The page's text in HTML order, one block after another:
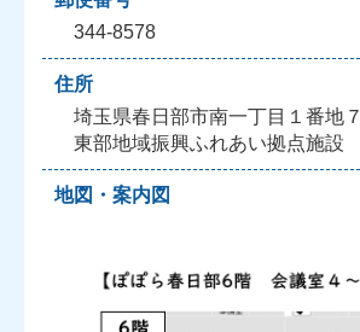
344-8578
住所
埼玉県春日部市南一丁目１番地７
東部地域振興ふれあい拠点施設
地図・案内図